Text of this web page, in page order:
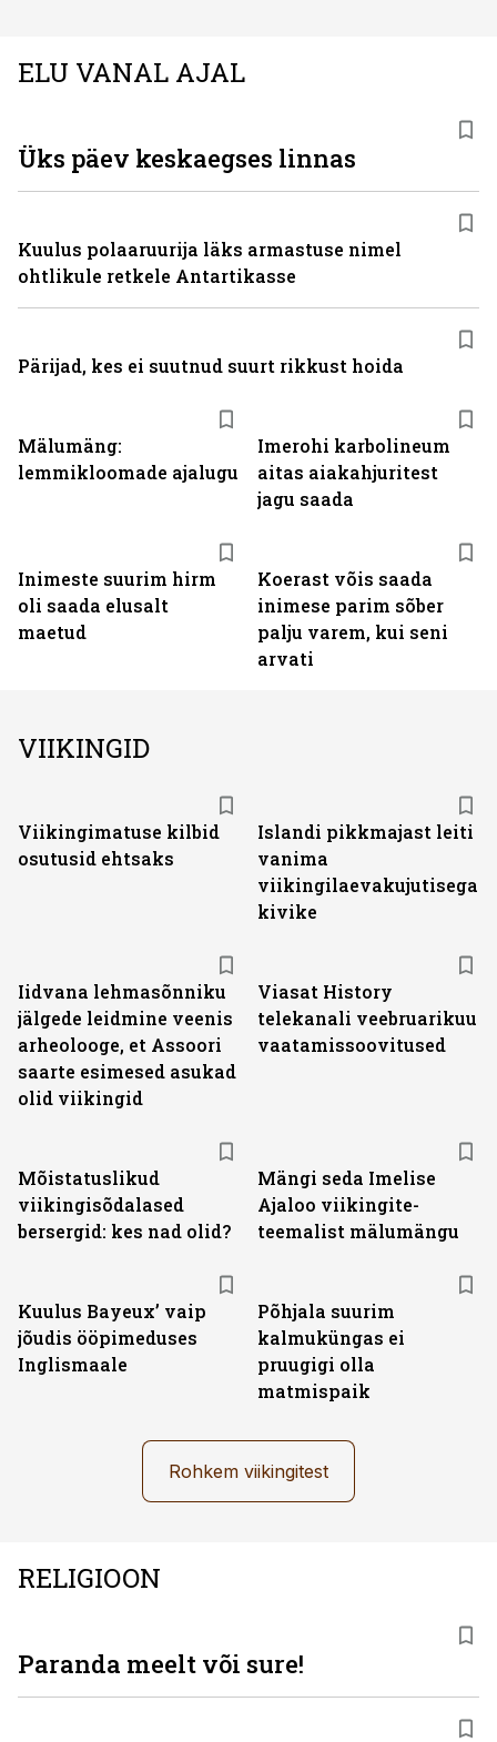
ELU VANAL AJAL
Mälumäng:
lemmikloomade ajalugu
Imerohi karbolineum
aitas aiakahjuritest
jagu saada
Inimeste suurim hirm
oli saada elusalt
maetud
Koerast võis saada
inimese parim sõber
palju varem, kui seni
arvati
Üks päev keskaegses linnas
Kuulus polaaruurija läks armastuse nimel
ohtlikule retkele Antartikasse
Pärijad, kes ei suutnud suurt rikkust hoida
VIIKINGID
Viikingimatuse kilbid
osutusid ehtsaks
Islandi pikkmajast leiti
vanima
viikingilaevakujutisega
kivike
Iidvana lehmasõnniku
jälgede leidmine veenis
arheolooge, et Assoori
saarte esimesed asukad
olid viikingid
Viasat History
telekanali veebruarikuu
vaatamissoovitused
Mõistatuslikud
viikingisõdalased
bersergid: kes nad olid?
Mängi seda Imelise
Ajaloo viikingite-
teemalist mälumängu
Kuulus Bayeux’ vaip
jõudis ööpimeduses
Inglismaale
Põhjala suurim
kalmuküngas ei
pruugigi olla
matmispaik
Rohkem viikingitest
RELIGIOON
Paranda meelt või sure!